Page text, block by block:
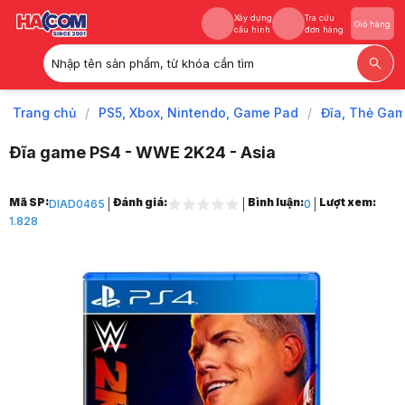
Xây dựng
cấu hình
Tra cứu
đơn hàng
Giỏ hàng
Nhập tên sản phẩm, từ khóa cần tìm
Xây dựng
Tra cứu
Trang chủ / PS5, Xbox, Nintendo, Game Pad / Đĩa, Thẻ
Đĩa game PS4 - WWE 2K24 - Asia
Trang chủ
1
Đĩa, Thẻ Game, Phụ kiện
Đĩa game PS4 - WWE 2K24 - Asia
Mã SP:DIAD0465 Đánh giá: Bình luận:0
Lượt xem:
1.828